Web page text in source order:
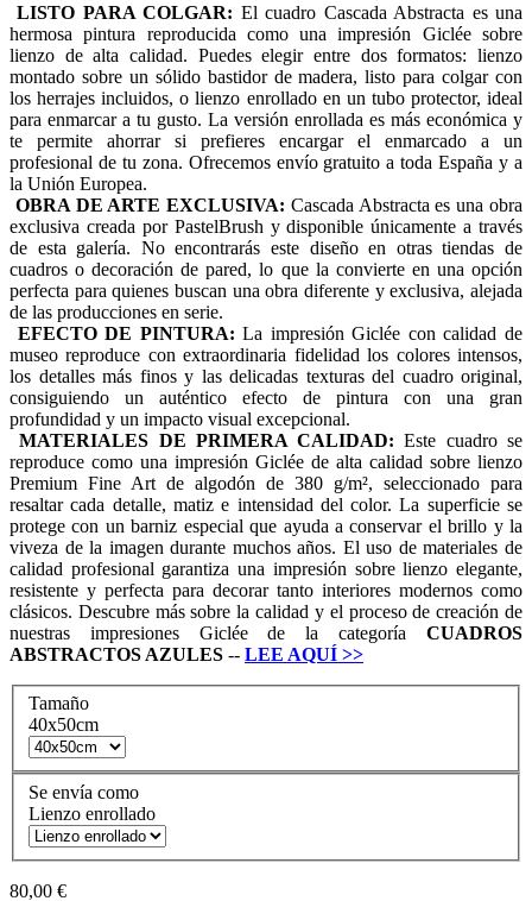
LISTO PARA COLGAR: El cuadro Cascada Abstracta es una
hermosa pintura reproducida como una impresión Giclée sobre
lienzo de alta calidad. Puedes elegir entre dos formatos: lienzo
montado sobre un sólido bastidor de madera, listo para colgar con
los herrajes incluidos, o lienzo enrollado en un tubo protector, ideal
para enmarcar a tu gusto. La versión enrollada es más económica y
te permite ahorrar si prefieres encargar el enmarcado a un
profesional de tu zona. Ofrecemos envío gratuito a toda España y a
la Unión Europea.
OBRA DE ARTE EXCLUSIVA: Cascada Abstracta es una obra
exclusiva creada por PastelBrush y disponible únicamente a través
de esta galería. No encontrarás este diseño en otras tiendas de
cuadros o decoración de pared, lo que la convierte en una opción
perfecta para quienes buscan una obra diferente y exclusiva, alejada
de las producciones en serie.
EFECTO DE PINTURA: La impresión Giclée con calidad de
museo reproduce con extraordinaria fidelidad los colores intensos,
los detalles más finos y las delicadas texturas del cuadro original,
consiguiendo un auténtico efecto de pintura con una gran
profundidad y un impacto visual excepcional.
MATERIALES DE PRIMERA CALIDAD: Este cuadro se
reproduce como una impresión Giclée de alta calidad sobre lienzo
Premium Fine Art de algodón de 380 g/m², seleccionado para
resaltar cada detalle, matiz e intensidad del color. La superficie se
protege con un barniz especial que ayuda a conservar el brillo y la
viveza de la imagen durante muchos años. El uso de materiales de
calidad profesional garantiza una impresión sobre lienzo elegante,
resistente y perfecta para decorar tanto interiores modernos como
clásicos. Descubre más sobre la calidad y el proceso de creación de
nuestras impresiones Giclée de la categoría CUADROS
ABSTRACTOS AZULES -- LEE AQUÍ >>
Tamaño
40x50cm
Se envía como
Lienzo enrollado
80,00 €